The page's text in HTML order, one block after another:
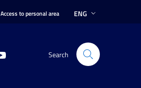
Access to personal area ENG
Search